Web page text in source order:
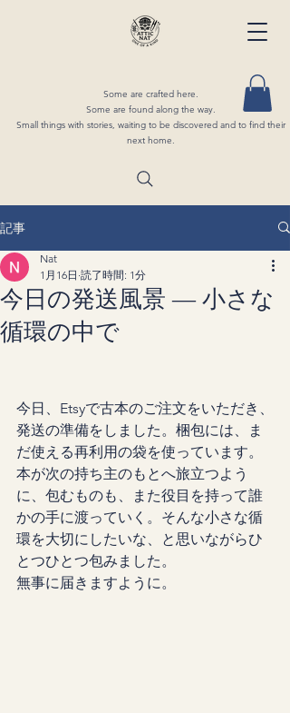
Some are crafted here.
Some are found along the way.
Small things with stories, waiting to be discovered and to find their
next home.
記事
今日の発送風景 ― 小さな
循環の中で
Nat
1月16日 読了時間: 1分
今日、Etsyで古本のご注文をいただき、
発送の準備をしました。梱包には、ま
だ使える再利用の袋を使っています。
本が次の持ち主のもとへ旅立つよう
に、包むものも、また役目を持って誰
かの手に渡っていく。そんな小さな循
環を大切にしたいな、と思いながらひ
とつひとつ包みました。
無事に届きますように。